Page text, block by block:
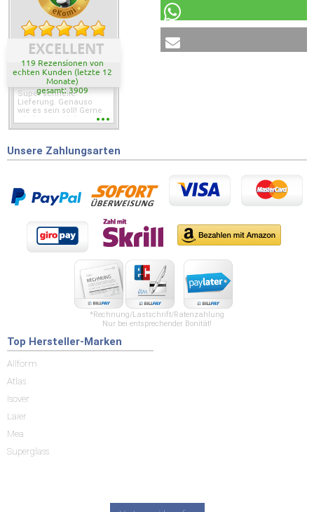
EXCELLENT
119 Rezensionen von
echten Kunden (letzte 12
Monate)
gesamt: 3909
Super schnelle
Lieferung. Genauso
wie es sein soll! Gerne
wieder wenn ich was
Unsere Zahlungsarten
*Rechnung/Lastschrift/Ratenzahlung
Nur bei entsprechender Bonität!
Top Hersteller-Marken
Allform
Atlas
Isover
Laier
Mea
Superglass